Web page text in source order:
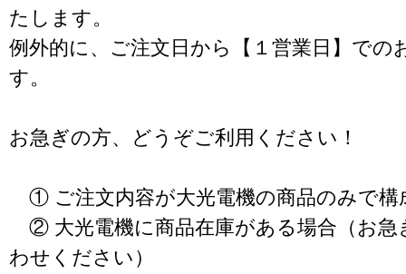
たします。
例外的に、ご注文日から【１営業日】での
す。
お急ぎの方、どうぞご利用ください！
① ご注文内容が大光電機の商品のみで構
② 大光電機に商品在庫がある場合（お急
わせください）